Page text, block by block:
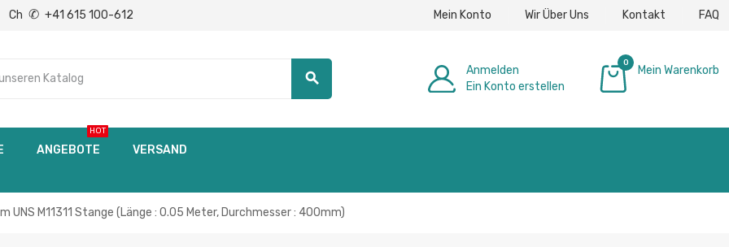
Ch ✆ +41 615 100-612 Mein Konto Wir Über Uns Kontakt FAQ
search
Anmelden
Ein Konto erstellen
0
Mein Warenkorb
ANGEBOTE
HOT
VERSAND
UNS M11311 Stange (Länge : 0.05 Meter, Durchmesser : 400mm)